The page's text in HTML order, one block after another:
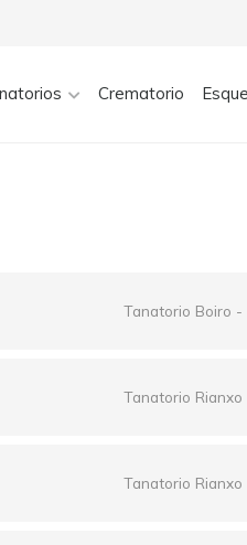
Crematorio
Tanatorio Boiro -
Tanatorio
Tanatorio